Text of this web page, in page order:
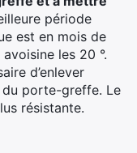
période
est en mois de
les 20 °.
d’enlever
du porte-greffe. Le
résistante.
×